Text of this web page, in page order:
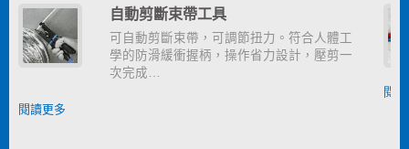
自動剪斷束帶工具
可自動剪斷束帶，可調節扭力。符合人體工
學的防滑緩衝握柄，操作省力設計，壓剪一
次完成…
閱讀更多
閱